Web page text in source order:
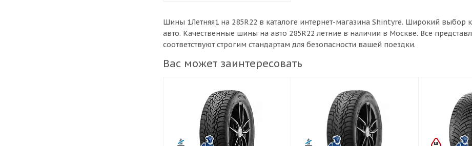
Шины 1Летняя1 на 285R22 в каталоге интернет-магазина Shintyre. Широкий
авто. Качественные шины на авто 285R22 летние в наличии в Москве. Все
соответствуют строгим стандартам для безопасности вашей поездки.
Вас может заинтересовать